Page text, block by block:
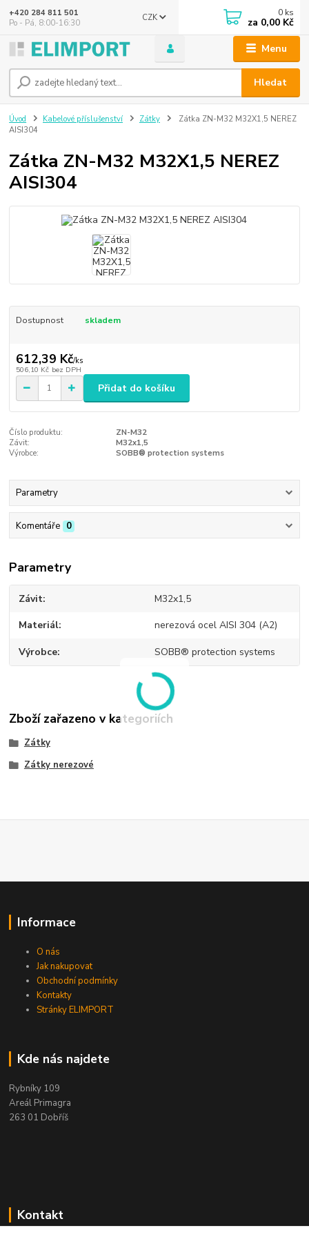
Menu
CZK
Hledat
+420 284 811 501
Po - Pá, 8:00-16:30
0 ks
za 0,00 Kč
Úvod Kabelové příslušenství Zátky
Zátka ZN-M32 M32X1,5 NEREZ
AISI304
Zátka ZN-M32 M32X1,5 NEREZ
AISI304
Dostupnost skladem
612,39 Kč/ks
506,10 Kč bez DPH
Přidat do košíku
Číslo produktu:
ZN-M32
Závit:
M32x1,5
Výrobce:
SOBB® protection systems
Parametry
Komentáře 0
Parametry
Závit M32x1,5
Materiál nerezová ocel AISI 304 (A2)
Výrobce SOBB® protection systems
Zboží zařazeno v kategoriích
Zátky
Zátky nerezové
Informace
O nás
Jak nakupovat
Obchodní podmínky
Kontakty
Stránky ELIMPORT
Kde nás najdete
Rybníky 109
Areál Primagra
263 01 Dobříš
Kontakt